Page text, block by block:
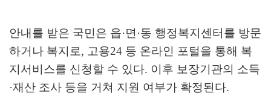
안내를 받은 국민은 읍·면 ·동 행정복지센터를 방문
하거나 복지로, 고용24 등 온라인 포털을 통해 복
지서비스를 신청할 수 있다. 이후 보장기관의 소득
·재산 조사 등을 거쳐 지원 여부가 확정된다.